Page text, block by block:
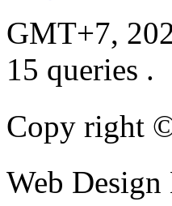
GMT+7,
15 queries .
Copy right
Web Design